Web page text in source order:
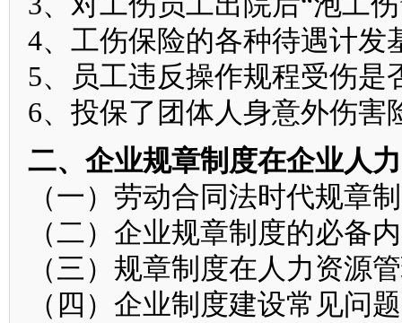
4、工伤保险的各种待遇计
5、员工违反操作规程受伤
6、投保了团体人身意外伤
二、企业规章制度在企业人
（一）劳动合同法时代规章
（二）企业规章制度的必备
（三）规章制度在人力资源
（四）企业制度建设常见问题